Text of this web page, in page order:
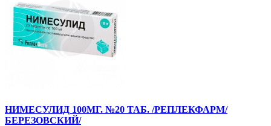
НИМЕСУЛИД 100МГ. №20 ТАБ. /РЕПЛЕКФАРМ/
БЕРЕЗОВСКИЙ/